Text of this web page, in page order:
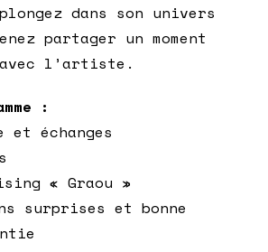
dans son univers
partager un moment
l’artiste.
:
et échanges
« Graou »
surprises et bonne